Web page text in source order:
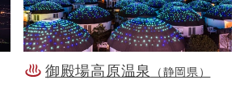
御殿場高原温泉 （静岡県）